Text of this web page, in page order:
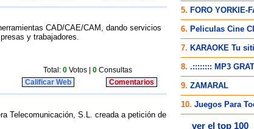
CAD/CAE/CAM, dando servicios
y trabajadores.
Total: 0 Votos | 0 Consultas
Calificar Web Comentarios
Telecomunicación, S.L. creada a petición de